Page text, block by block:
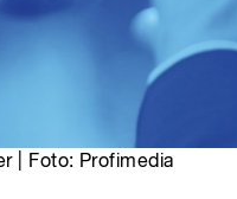
| Foto: Profimedia